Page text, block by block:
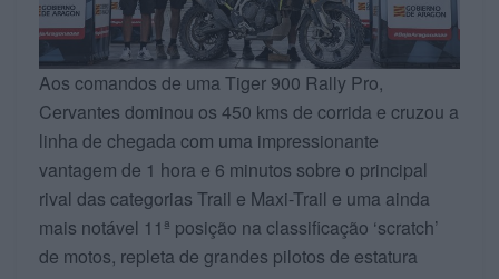
Aos comandos de uma Tiger 900 Rally Pro,
Cervantes dominou os 450 kms de corrida e cruzou a
linha de chegada com uma impressionante
vantagem de 1 hora e 6 minutos sobre o principal
rival das categorias Trail e Maxi-Trail e uma ainda
mais notável 11ª posição na classificação ‘scratch’
de motos, repleta de grandes pilotos de estatura